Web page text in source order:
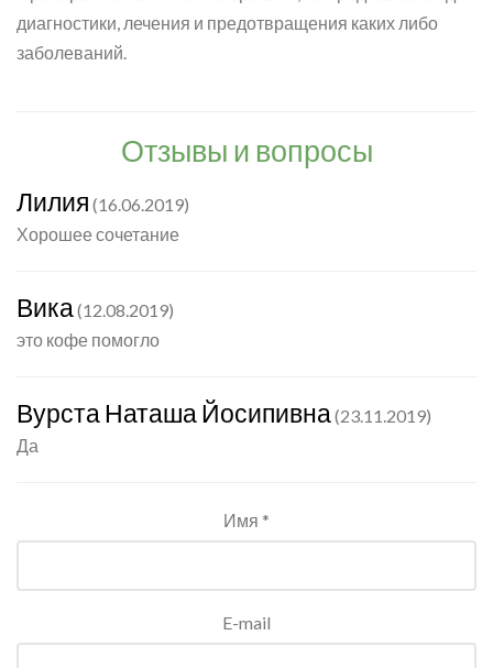
диагностики, лечения и предотвращения каких либо
заболеваний.
Отзывы и вопросы
Лилия (16.06.2019)
Хорошее сочетание
Вика(12.08.2019)
это кофе помогло
Вурста Наташа Йосипивна(23.11.2019)
Да
Имя *
E-mail